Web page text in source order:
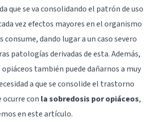
que se va consolidando el patrón de uso
vez efectos mayores en el organismo
consume, dando lugar a un caso severo
patologías derivadas de esta. Además,
opiáceos también puede dañarnos a muy
a que se consolide el trastorno
ocurre con la sobredosis por opiáceos,
en este artículo.